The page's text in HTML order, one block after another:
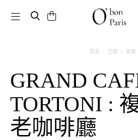
Toggle navigation
首頁 巴黎 美食
GRAND CAFE
TORTONI :
老咖啡廳